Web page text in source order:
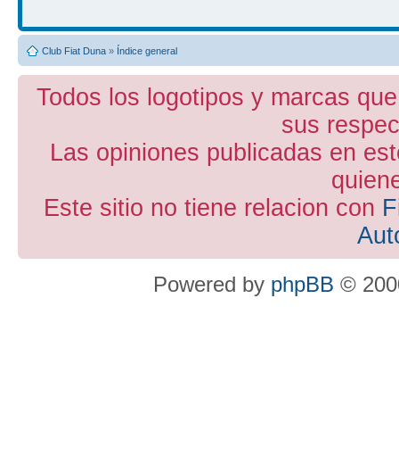
Club Fiat Duna » Índice general
Todos los logotipos y marcas
sus
Las opiniones publicadas en
Este sitio no tiene relacion con
Powered by phpBB ©